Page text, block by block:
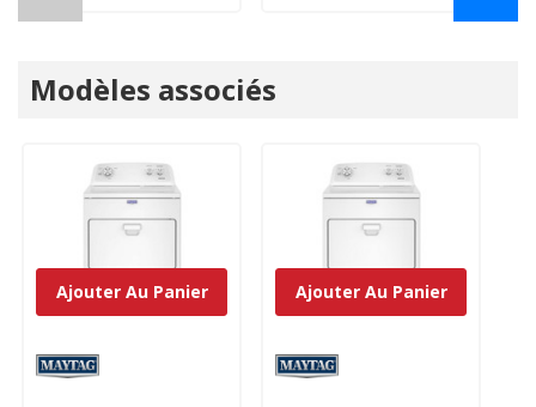
Modèles associés
Ajouter Au Panier Ajouter Au Panier